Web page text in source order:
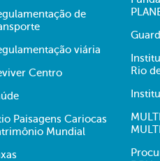
de
viária
Centro
Paisagens Cariocas
Mundial
Rio